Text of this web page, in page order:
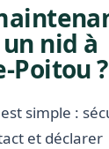
nid à
Poitou ?
simple :
et déclarer